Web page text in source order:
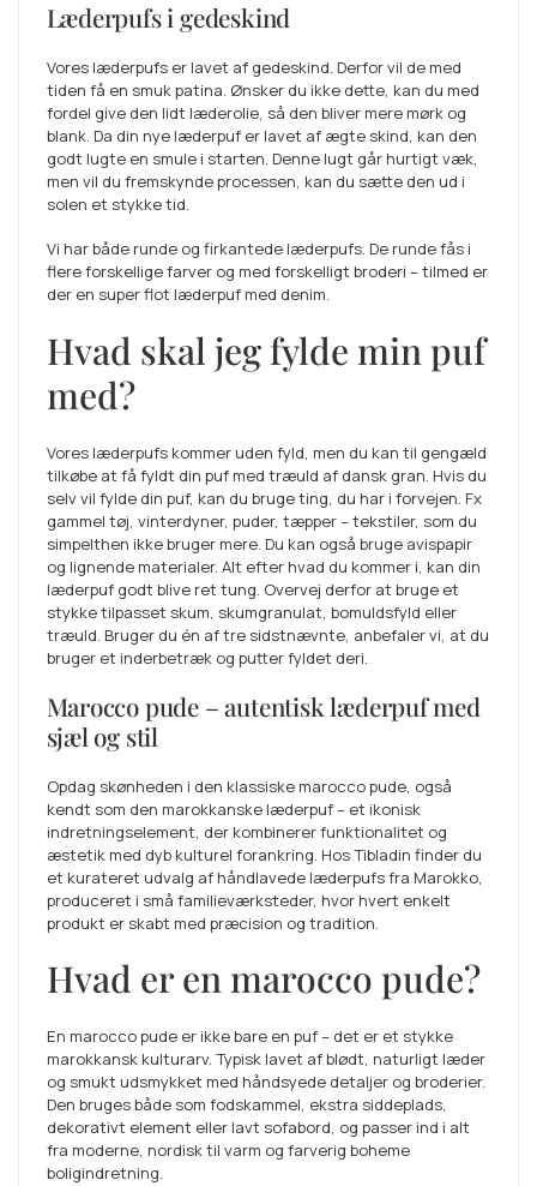
Læderpufs i gedeskind
Vores læderpufs er lavet af gedeskind. Derfor vil de med
tiden få en smuk patina. Ønsker du ikke dette, kan du med
fordel give den lidt læderolie, så den bliver mere mørk og
blank. Da din nye læderpuf er lavet af ægte skind, kan den
godt lugte en smule i starten. Denne lugt går hurtigt væk,
men vil du fremskynde processen, kan du sætte den ud i
solen et stykke tid.
Vi har både runde og firkantede læderpufs. De runde fås i
flere forskellige farver og med forskelligt broderi – tilmed er
der en super flot læderpuf med denim.
Hvad skal jeg fylde min puf
med?
Vores læderpufs kommer uden fyld, men du kan til gengæld
tilkøbe at få fyldt din puf med træuld af dansk gran. Hvis du
selv vil fylde din puf, kan du bruge ting, du har i forvejen. Fx
gammel tøj, vinterdyner, puder, tæpper – tekstiler, som du
simpelthen ikke bruger mere. Du kan også bruge avispapir
og lignende materialer. Alt efter hvad du kommer i, kan din
læderpuf godt blive ret tung. Overvej derfor at bruge et
stykke tilpasset skum, skumgranulat, bomuldsfyld eller
træuld. Bruger du én af tre sidstnævnte, anbefaler vi, at du
bruger et inderbetræk og putter fyldet deri.
Marocco pude – autentisk læderpuf med
sjæl og stil
Opdag skønheden i den klassiske marocco pude, også
kendt som den marokkanske læderpuf – et ikonisk
indretningselement, der kombinerer funktionalitet og
æstetik med dyb kulturel forankring. Hos Tibladin finder du
et kurateret udvalg af håndlavede læderpufs fra Marokko,
produceret i små familieværksteder, hvor hvert enkelt
produkt er skabt med præcision og tradition.
Hvad er en marocco pude?
En marocco pude er ikke bare en puf – det er et stykke
marokkansk kulturarv. Typisk lavet af blødt, naturligt læder
og smukt udsmykket med håndsyede detaljer og broderier.
Den bruges både som fodskammel, ekstra siddeplads,
dekorativt element eller lavt sofabord, og passer ind i alt
fra moderne, nordisk til varm og farverig boheme
boligindretning.